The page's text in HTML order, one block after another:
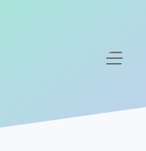
menüyü